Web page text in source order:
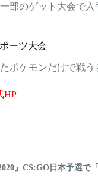
部のゲット大会で
ーツ大会
ポケモンだけで戦
HP
』CS:GO日本予選で